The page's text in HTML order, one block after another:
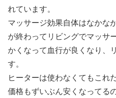
れています。
マッサージ効果自体はなかな
が終わってリビングでマッサ
かくなって血行が良くなり、
す。
ヒーターは使わなくてもこれ
価格もずいぶん安くなってる